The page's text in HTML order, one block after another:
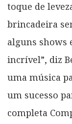
toque de
brincadeira
alguns shows
incrível”, diz
uma música
um sucesso
completa